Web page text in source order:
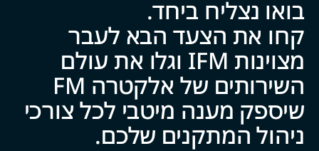
בואו נצליח ביח‍‍ד.
קחו את הצעד הבא לעבר
מצוינות IFM וגלו את עולם
השירותים של אלקטרה FM
שיספק מענה מיטבי לכל צ‍‍ו‍‍רכי
ניהול המתקנים של‍‍כם.